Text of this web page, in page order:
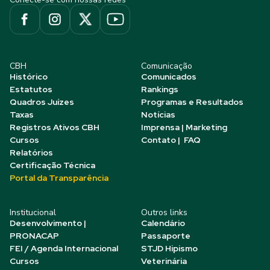
CBH
Histórico
Estatutos
Quadros Juízes
Taxas
Registros Ativos CBH
Cursos
Relatórios
Certificação Técnica
Portal da Transparência
Comunicação
Comunicados
Rankings
Programas e Resultados
Notícias
Imprensa | Marketing
Contato | FAQ
Institucional
Desenvolvimento |
PRONACAP
FEI / Agenda Internacional
Cursos
Outros links
Calendário
Passaporte
STJD Hipismo
Veterinária